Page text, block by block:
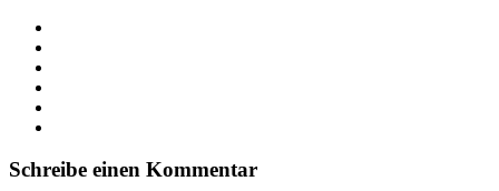
Schreibe einen Kommentar